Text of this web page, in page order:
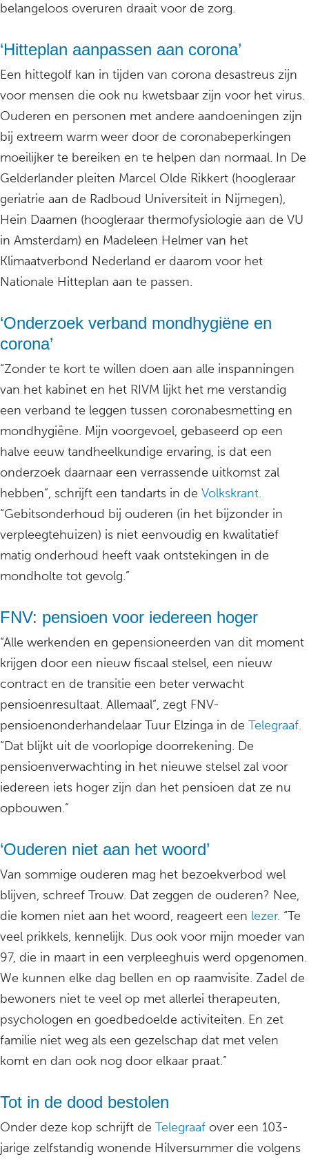
belangeloos overuren draait voor de zorg.
‘Hitteplan aanpassen aan corona’
Een hittegolf kan in tijden van corona desastreus zijn
voor mensen die ook nu kwetsbaar zijn voor het virus.
Ouderen en personen met andere aandoeningen zijn
bij extreem warm weer door de coronabeperkingen
moeilijker te bereiken en te helpen dan normaal. In De
Gelderlander pleiten Marcel Olde Rikkert (hoogleraar
geriatrie aan de Radboud Universiteit in Nijmegen),
Hein Daamen (hoogleraar thermofysiologie aan de VU
in Amsterdam) en Madeleen Helmer van het
Klimaatverbond Nederland er daarom voor het
Nationale Hitteplan aan te passen.
‘Onderzoek verband mondhygiëne en
corona’
“Zonder te kort te willen doen aan alle inspanningen
van het kabinet en het RIVM lijkt het me verstandig
een verband te leggen tussen coronabesmetting en
mondhygiëne. Mijn voorgevoel, gebaseerd op een
halve eeuw tandheelkundige ervaring, is dat een
onderzoek daarnaar een verrassende uitkomst zal
hebben”, schrijft een tandarts in de Volkskrant.
“Gebitsonderhoud bij ouderen (in het bijzonder in
verpleegtehuizen) is niet eenvoudig en kwalitatief
matig onderhoud heeft vaak ontstekingen in de
mondholte tot gevolg.”
FNV: pensioen voor iedereen hoger
“Alle werkenden en gepensioneerden van dit moment
krijgen door een nieuw fiscaal stelsel, een nieuw
contract en de transitie een beter verwacht
pensioenresultaat. Allemaal”, zegt FNV-
pensioenonderhandelaar Tuur Elzinga in de Telegraaf.
“Dat blijkt uit de voorlopige doorrekening. De
pensioenverwachting in het nieuwe stelsel zal voor
iedereen iets hoger zijn dan het pensioen dat ze nu
opbouwen.”
‘Ouderen niet aan het woord’
Van sommige ouderen mag het bezoekverbod wel
blijven, schreef Trouw. Dat zeggen de ouderen? Nee,
die komen niet aan het woord, reageert een lezer. “Te
veel prikkels, kennelijk. Dus ook voor mijn moeder van
97, die in maart in een verpleeghuis werd opgenomen.
We kunnen elke dag bellen en op raamvisite. Zadel de
bewoners niet te veel op met allerlei therapeuten,
psychologen en goedbedoelde activiteiten. En zet
familie niet weg als een gezelschap dat met velen
komt en dan ook nog door elkaar praat.”
Tot in de dood bestolen
Onder deze kop schrijft de Telegraaf over een 103-
jarige zelfstandig wonende Hilversummer die volgens